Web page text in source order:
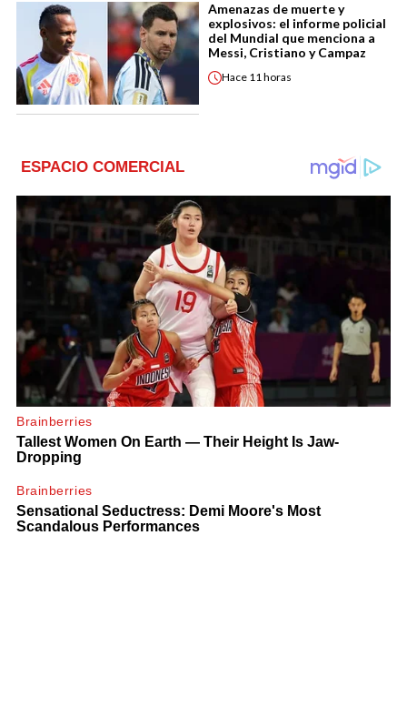
Amenazas de muerte y
explosivos: el informe policial
del Mundial que menciona a
Messi, Cristiano y Campaz
Hace 11 horas